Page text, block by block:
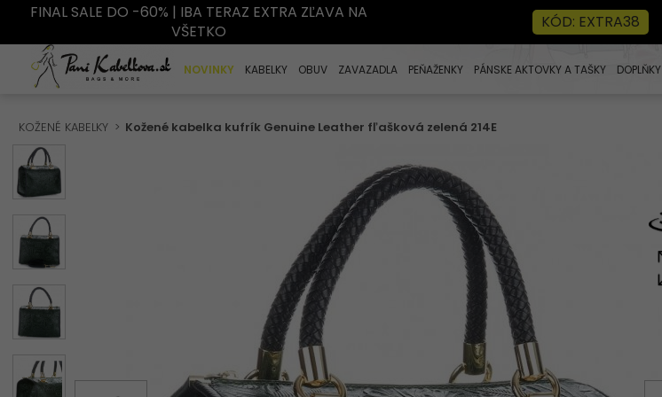
FINAL SALE DO -60% | IBA TERAZ EXTRA ZĽAVA NA
VŠETKO
KÓD: EXTRA38
NOVINKY KABELKY OBUV ZAVAZADLA PEŇAŽENKY PÁNSKE AKTOVKY A TAŠKY DOPLŇKY
KOŽENÉ KABELKY Kožené kabelka kufrík Genuine Leather fľašková zelená 214E